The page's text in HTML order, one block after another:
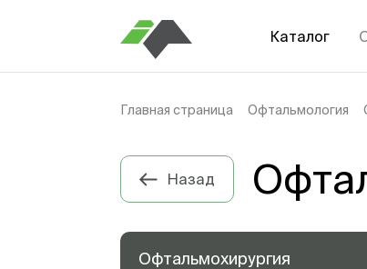
Каталог
Главная страница Офтальмология
Назад
Офтальмохирургия